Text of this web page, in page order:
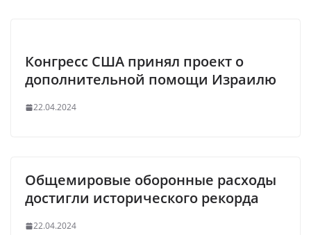
Конгресс США принял проект о
дополнительной помощи Израилю
22.04.2024
Общемировые оборонные расходы
достигли исторического рекорда
22.04.2024